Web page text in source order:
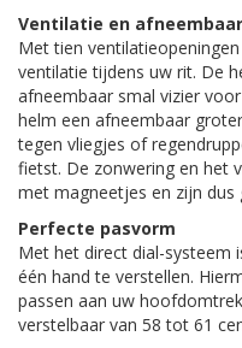
Ventilatie en
Met tien
ventilatie tijdens uw rit. De
afneembaar smal vizier
helm een afneembaar
tegen vliegjes of
fietst. De zonwering en het
met magneetjes en zijn dus
Perfecte pasvorm
Met het direct dial-systeem
één hand te verstellen.
passen aan uw
verstelbaar van 58 tot 61